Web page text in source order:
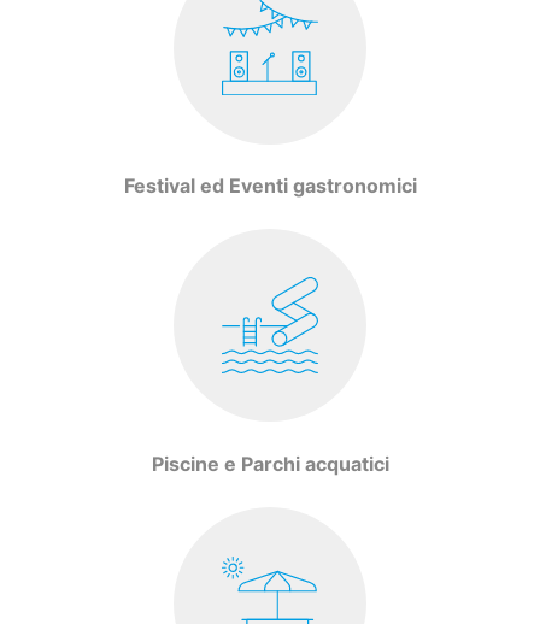
Festival ed Eventi gastronomici
Piscine e Parchi acquatici